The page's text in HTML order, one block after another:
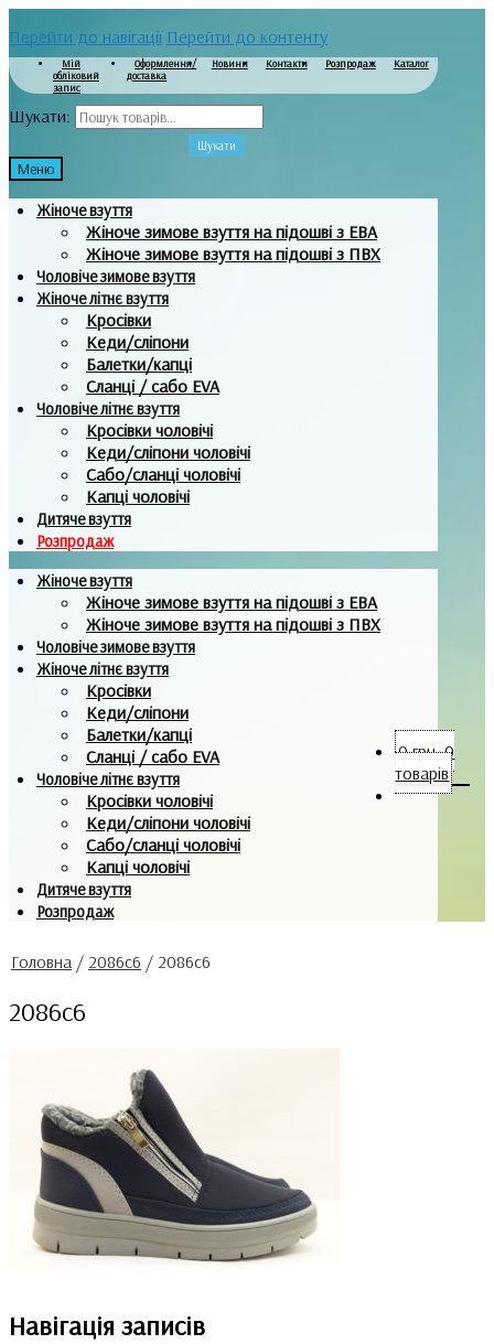
Перейти до навігації Перейти до контенту
Мій
обліковий
запис
Оформлення/
доставка
Новини Контакти Розпродаж Каталог
Шукати:
Шукати
Меню
Жіноче взуття
Жіноче зимове взуття на підошві з ЕВА
Жіноче зимове взуття на підошві з ПВХ
Чоловіче зимове взуття
Жіноче літнє взуття
Кросівки
Кеди/сліпони
Балетки/капці
Сланці / сабо EVA
Чоловіче літнє взуття
Кросівки чоловічі
Кеди/сліпони чоловічі
Сабо/сланці чоловічі
Капці чоловічі
Дитяче взуття
Розпродаж
Жіноче взуття
Жіноче зимове взуття на підошві з ЕВА
Жіноче зимове взуття на підошві з ПВХ
Чоловіче зимове взуття
Жіноче літнє взуття
Кросівки
Кеди/сліпони
Балетки/капці
Сланці / сабо EVA
Чоловіче літнє взуття
Кросівки чоловічі
Кеди/сліпони чоловічі
Сабо/сланці чоловічі
Капці чоловічі
Дитяче взуття
Розпродаж
0грн. 0
товарів
Головна / 2086с6 / 2086с6
2086с6
Навігація записів